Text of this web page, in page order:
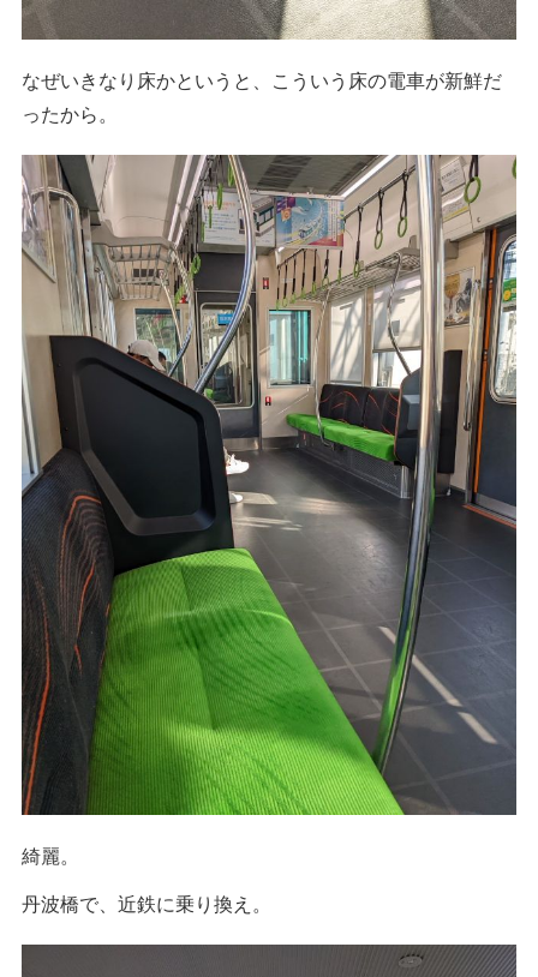
なぜいきなり床かというと、こういう床の電車が新鮮だ
ったから。
綺麗。
丹波橋で、近鉄に乗り換え。